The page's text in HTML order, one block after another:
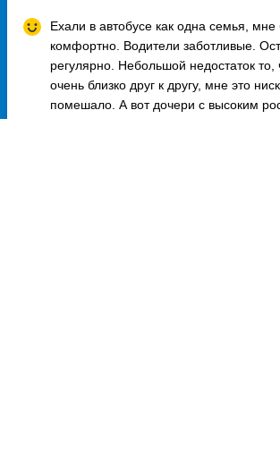
Ехали в автобусе как одна семья,
комфортно. Водители заботливые.
регулярно. Небольшой недостаток то,
очень близко друг к другу, мне это
помешало. А вот дочери с высоким